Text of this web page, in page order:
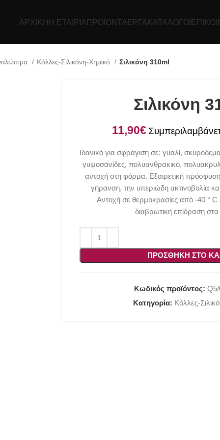
ΑΡΧΙΚΉ Η ΕΤΑΙΡΊΑ ΠΡΟΪΌΝΤΑ ΕΡΓΑ ΚΑΤΆΛΟΓΟΙ
Κόλλες-Σιλικόνη-Χημικό Σιλικόνη 310ml
Σιλικόνη
€
Ιδανικό για σφράγιση σε: γυαλί,
γυψοσανίδες, πολυανθρακικό,
αντοχή στη φόρμα. Εξαιρετική πρόσφυση
γήρανση, την υπεριώδη ακτινοβολία
Αντοχή σε θερμοκρασίες από -40 ° C
διαβρωτική επίδραση
ΠΡΟΣΘΉΚΗ ΣΤΟ
Κωδικός προϊόντος:
Κατηγορία: Κόλλες-